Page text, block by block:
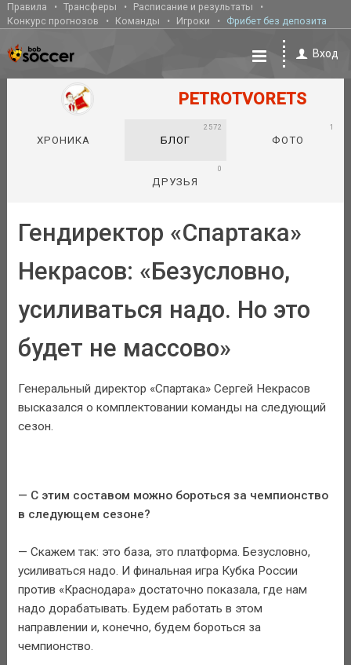
Правила Трансферы
Расписание и результаты
Конкурс прогнозов
Команды Игроки Фрибет без депозита
Вход
PETROTVORETS
ХРОНИКА БЛОГ
2572
ФОТО
1
ДРУЗЬЯ
0
Гендиректор «Спартака»
Некрасов: «Безусловно,
усиливаться надо. Но это
будет не массово»
Генеральный директор «Спартака» Сергей Некрасов
высказался о комплектовании команды на следующий
сезон.
— С этим составом можно бороться за чемпионство
в следующем сезоне?
— Скажем так: это база, это платформа. Безусловно,
усиливаться надо. И финальная игра Кубка России
против «Краснодара» достаточно показала, где нам
надо дорабатывать. Будем работать в этом
направлении и, конечно, будем бороться за
чемпионство.